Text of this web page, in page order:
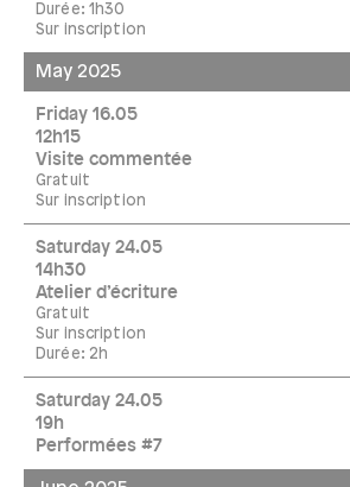
Durée: 1h30
Sur inscription
May 2025
Friday 16.05
12h15
Visite commentée
Gratuit
Sur inscription
Saturday 24.05
14h30
Atelier d’écriture
Gratuit
Sur inscription
Durée: 2h
Saturday 24.05
19h
Performées #7